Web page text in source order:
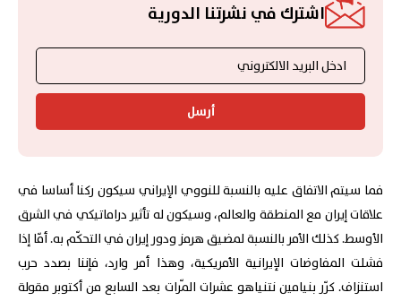
اشترك في نشرتنا الدورية
أرسل
فما سيتم الاتفاق عليه بالنسبة للنووي الإيراني سيكون ركنا أساسا في
علاقات إيران مع المنطقة والعالم، وسيكون له تأثير دراماتيكي في الشرق
الأوسط. كذلك الأمر بالنسبة لمضيق هرمز ودور إيران في التحكّم به. أمّا إذا
فشلت المفاوضات الإيرانية الأمريكية، وهذا أمر وارد، فإننا بصدد حرب
استنزاف. كرّر بنيامين نتنياهو عشرات المّرات بعد السابع من أكتوبر مقولة